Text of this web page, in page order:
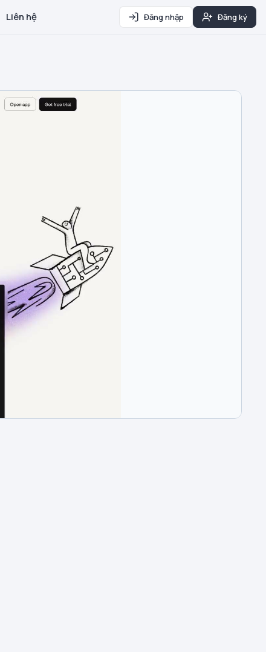
Liên hệ Đăng nhập Đăng ký